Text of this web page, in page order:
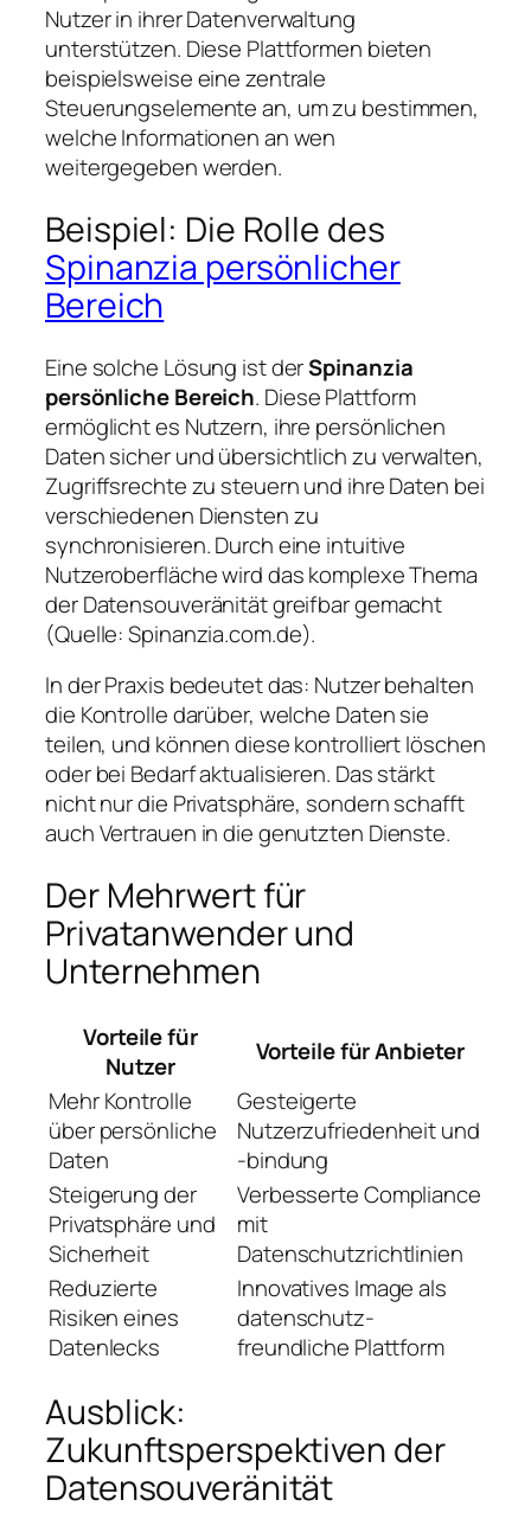
Nutzer in ihrer Datenverwaltung
unterstützen. Diese Plattformen bieten
beispielsweise eine zentrale
Steuerungselemente an, um zu bestimmen,
welche Informationen an wen
weitergegeben werden.
Beispiel: Die Rolle des
Spinanzia persönlicher
Bereich
Eine solche Lösung ist derSpinanzia
persönliche Bereich. Diese Plattform
ermöglicht es Nutzern, ihre persönlichen
Daten sicher und übersichtlich zu verwalten,
Zugriffsrechte zu steuern und ihre Daten bei
verschiedenen Diensten zu
synchronisieren. Durch eine intuitive
Nutzeroberfläche wird das komplexe Thema
der Datensouveränität greifbar gemacht
(Quelle: Spinanzia.com.de).
In der Praxis bedeutet das: Nutzer behalten
die Kontrolle darüber, welche Daten sie
teilen, und können diese kontrolliert löschen
oder bei Bedarf aktualisieren. Das stärkt
nicht nur die Privatsphäre, sondern schafft
auch Vertrauen in die genutzten Dienste.
Der Mehrwert für
Privatanwender und
Unternehmen
Vorteile für
Nutzer
Vorteile für Anbieter
Mehr Kontrolle
über persönliche
Daten
Gesteigerte
Nutzerzufriedenheit und
-bindung
Steigerung der
Privatsphäre und
Sicherheit
Verbesserte Compliance
mit
Datenschutzrichtlinien
Reduzierte
Risiken eines
Datenlecks
Innovatives Image als
datenschutz-
freundliche Plattform
Ausblick:
Zukunftsperspektiven der
Datensouveränität